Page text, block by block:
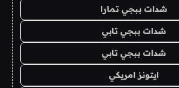
شدات ببجي تمارا
شدات ببجي تابي
شدات ببجي تابي
ايتونز امريكي